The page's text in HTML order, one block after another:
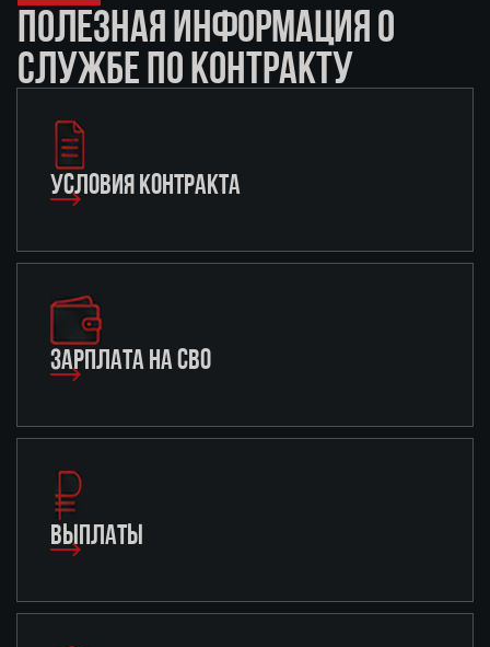
ПОЛЕЗНАЯ ИНФОРМАЦИЯ О
СЛУЖБЕ ПО КОНТРАКТУ
УСЛОВИЯ КОНТРАКТА
ЗАРПЛАТА НА СВО
ВЫПЛАТЫ